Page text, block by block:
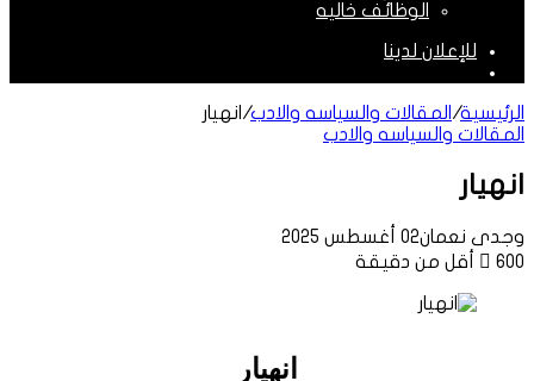
الوظائف خاليه
للإعلان لدينا
الرئيسية/ المقالات والسياسه والادب/ انهيار
المقالات والسياسه والادب
انهيار
وجدى نعمان02 أغسطس 2025
600
أقل من دقيقة
انهيار